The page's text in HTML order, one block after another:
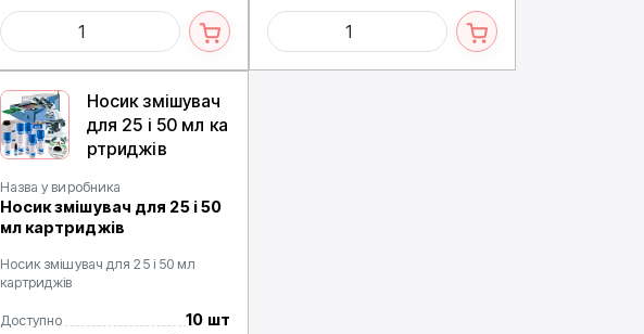
Носик змішувач
для 25 і 50 мл ка
ртриджів
Назва у виробника
Носик змішувач для 25 і 50
мл картриджів
Носик змішувач для 25 і 50 мл
картриджів
Доступно 10 шт